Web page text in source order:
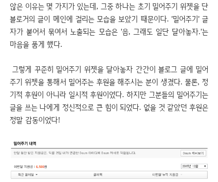
않은 이유는 몇 가지가 있는데, 그중 하나는 초기 밀어주기 위젯을 단
블로거의 글이 메인에 걸리는 모습을 보았기 때문이다. '밀어주기' 글
자가 붙어서 묶여서 노출되는 모습은 '음, 그래도 일단 달아놓자.'는
마음을 품게 했다.
그렇게 꾸준히 밀어주기 위젯을 달아놓자 간간이 블로그 글에 밀어
주기 위젯을 통해서 밀어주는 후원을 해주시는 분이 생겼다. 물론, 정
기적 후원이 아니라 일시적 후원이었다. 하지만 그분들의 밀어주기는
글을 쓰는 나에게 정신적으로 큰 힘이 되었다. 없을 것 같았던 후원은
정말 감동이었다!